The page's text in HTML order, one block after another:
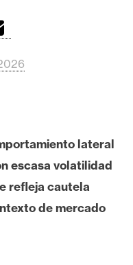
lateral
escasa volatilidad
refleja cautela
de mercado